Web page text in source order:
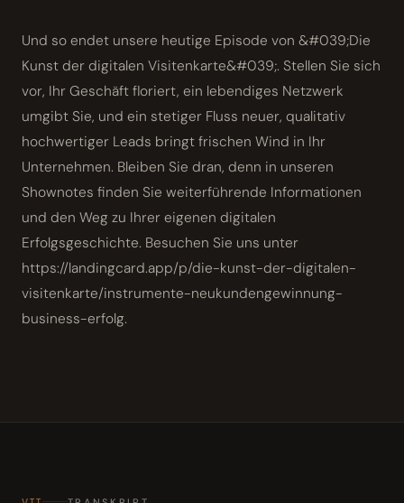
Und so endet unsere heutige Episode von &#039;Die
Kunst der digitalen Visitenkarte&#039;. Stellen Sie sich
vor, Ihr Geschäft floriert, ein lebendiges Netzwerk
umgibt Sie, und ein stetiger Fluss neuer, qualitativ
hochwertiger Leads bringt frischen Wind in Ihr
Unternehmen. Bleiben Sie dran, denn in unseren
Shownotes finden Sie weiterführende Informationen
und den Weg zu Ihrer eigenen digitalen
Erfolgsgeschichte. Besuchen Sie uns unter
https://landingcard.app/p/die-kunst-der-digitalen-
visitenkarte/instrumente-neukundengewinnung-
business-erfolg.